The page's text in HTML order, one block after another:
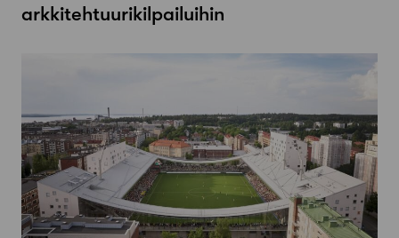
arkkitehtuurikilpailuihin